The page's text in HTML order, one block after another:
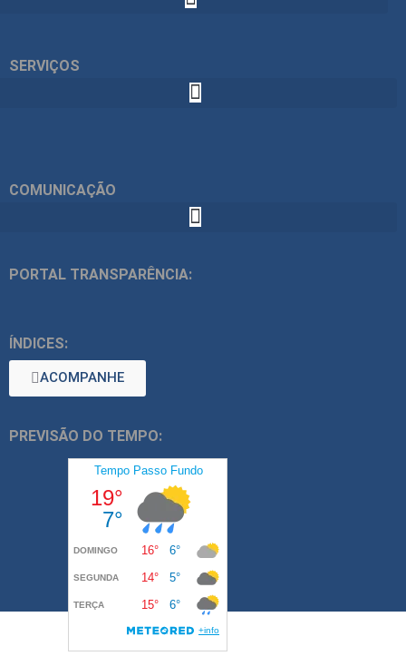
SERVIÇOS
COMUNICAÇÃO
PORTAL TRANSPARÊNCIA:
ÍNDICES:
ACOMPANHE
PREVISÃO DO TEMPO: